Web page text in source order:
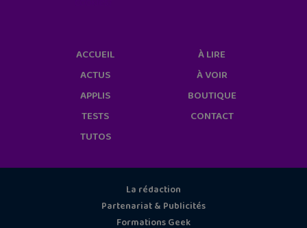
ACCUEIL
ACTUS
APPLIS
TESTS
TUTOS
À LIRE
À VOIR
BOUTIQUE
CONTACT
La rédaction
Partenariat & Publicités
Formations Geek